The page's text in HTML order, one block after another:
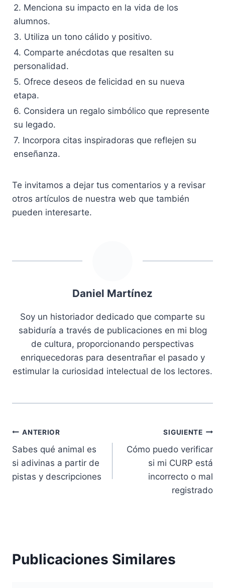
2. Menciona su impacto en la vida de los
alumnos.
3. Utiliza un tono cálido y positivo.
4. Comparte anécdotas que resalten su
personalidad.
5. Ofrece deseos de felicidad en su nueva
etapa.
6. Considera un regalo simbólico que represente
su legado.
7. Incorpora citas inspiradoras que reflejen su
enseñanza.
Te invitamos a dejar tus comentarios y a revisar
otros artículos de nuestra web que también
pueden interesarte.
Daniel Martínez
Soy un historiador dedicado que comparte su
sabiduría a través de publicaciones en mi blog
de cultura, proporcionando perspectivas
enriquecedoras para desentrañar el pasado y
estimular la curiosidad intelectual de los lectores.
Navegación
de
entradas
ANTERIOR
Sabes qué animal es
si adivinas a partir de
pistas y descripciones
SIGUIENTE
Cómo puedo verificar
si mi CURP está
incorrecto o mal
registrado
Publicaciones Similares